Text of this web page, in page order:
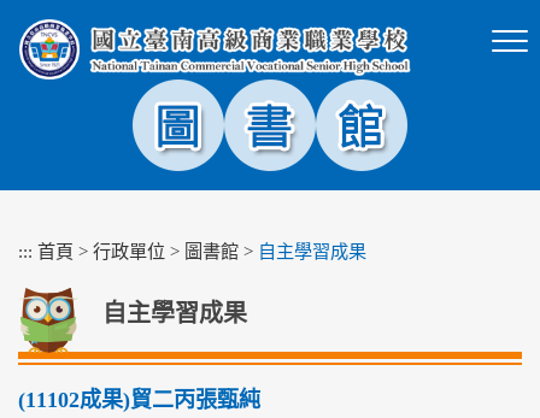
塊
::: 首頁 > 行政單位 > 圖書館 > 自主學習成果
自主學習成果
(11102成果)貿二丙張甄純